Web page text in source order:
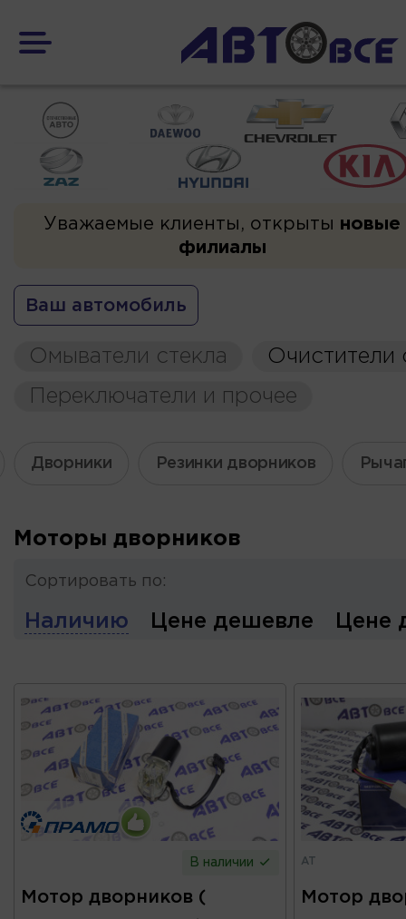
Уважаемые клиенты, открыты новые
филиалы
Ваш автомобиль
Омыватели стекла
Очистители
Переключатели и прочее
Дворники Резинки дворников
Моторы дворников
Сортировать по:
Наличию Цене дешевле Цене
В наличии
Мотор дворников (
AT
Мотор